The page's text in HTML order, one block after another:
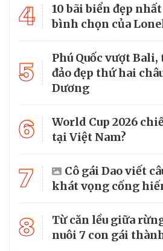
4
10 bãi biển đẹp
bình chọn của
5
Phú Quốc vượt
đảo đẹp thứ hai
Dương
6
World Cup 2026
tại Việt Nam?
7
Cô gái Dao viết
khát vọng cống
8
Từ căn lều giữa
nuôi 7 con gái